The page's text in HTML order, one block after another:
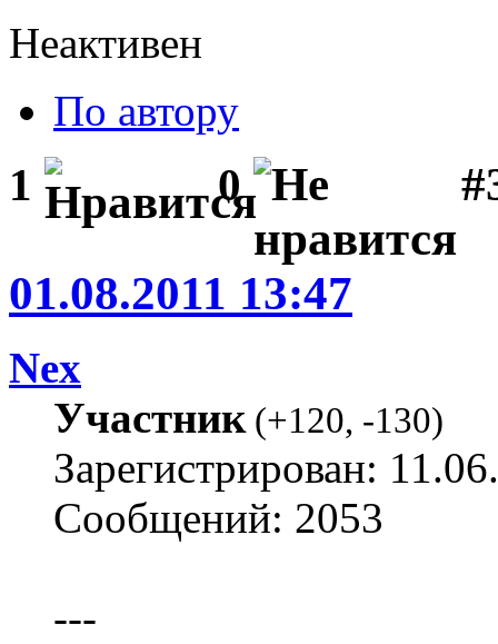
Неактивен
По автору
1 0
01.08.2011 13:47
Nex
Участник(+120, -130)
Зарегистрирован:
Сообщений: 2053
---